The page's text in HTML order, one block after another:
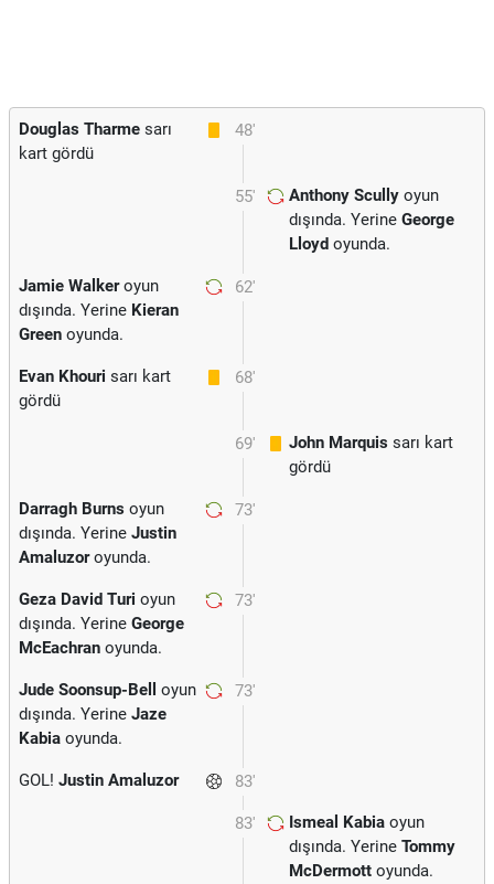
48'
Douglas Tharme sarı
kart gördü
55' Anthony Scully oyun
dışında. Yerine George
Lloyd oyunda.
62'
Jamie Walkeroyun
dışında. Yerine Kieran
Green oyunda.
68'
Evan Khouri sarı kart
gördü
69' John Marquis sarı kart
gördü
73'
Darragh Burns oyun
dışında. Yerine Justin
Amaluzoroyunda.
73'
Geza David Turi oyun
dışında. Yerine George
McEachran oyunda.
73'
Jude Soonsup-Bell
oyun
dışında. Yerine Jaze
Kabia oyunda.
83'
GOL! Justin Amaluzor
83' Ismeal Kabia oyun
dışında. Yerine Tommy
McDermott oyunda.